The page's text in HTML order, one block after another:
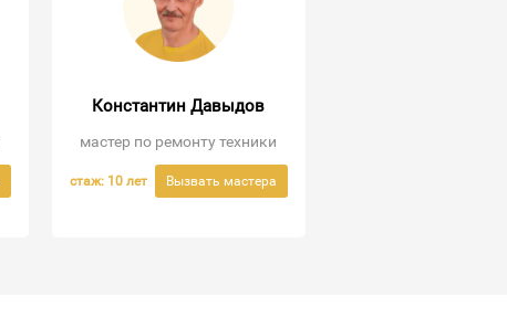
Константин Давыдов
мастер по ремонту техники
стаж: 10 лет Вызвать мастера